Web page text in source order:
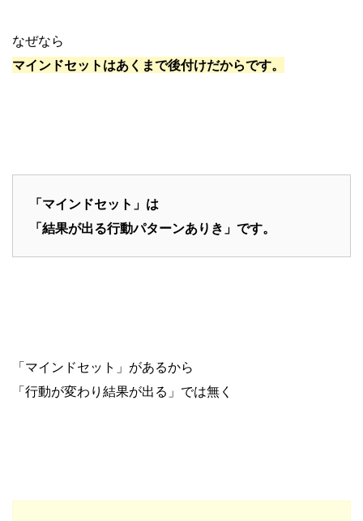
なぜなら
マインドセットはあくまで後付けだからです。
「マインドセット」は
「結果が出る行動パターンありき」です。
「マインドセット」があるから
「行動が変わり結果が出る」では無く